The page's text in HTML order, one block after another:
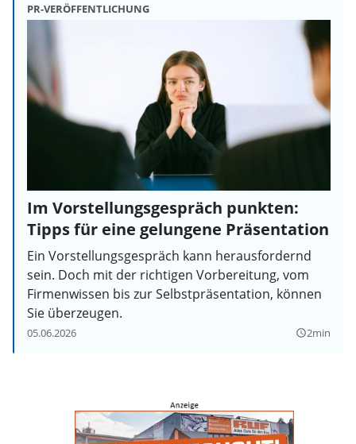
PR-VERÖFFENTLICHUNG
Im Vorstellungsgespräch punkten:
Tipps für eine gelungene Präsentation
Ein Vorstellungsgespräch kann herausfordernd
sein. Doch mit der richtigen Vorbereitung, vom
Firmenwissen bis zur Selbstpräsentation, können
Sie überzeugen.
05.06.2026 query_builder2min